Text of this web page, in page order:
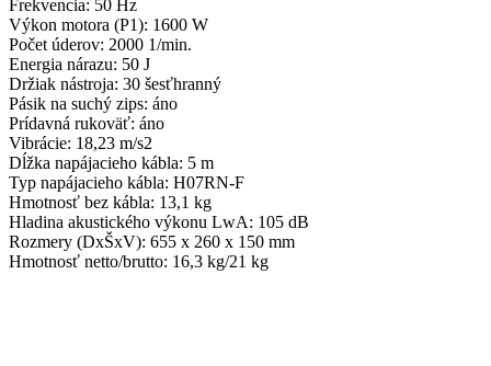
Frekvencia: 50 Hz
Výkon motora (P1): 1600 W
Počet úderov: 2000 1/min.
Energia nárazu: 50 J
Držiak nástroja: 30 šesťhranný
Pásik na suchý zips: áno
Prídavná rukoväť: áno
Vibrácie: 18,23 m/s2
Dĺžka napájacieho kábla: 5 m
Typ napájacieho kábla: H07RN-F
Hmotnosť bez kábla: 13,1 kg
Hladina akustického výkonu LwA: 105 dB
Rozmery (DxŠxV): 655 x 260 x 150 mm
Hmotnosť netto/brutto: 16,3 kg/21 kg